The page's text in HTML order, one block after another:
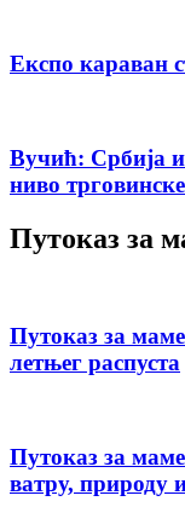
Експо караван
Вучић: Србија и
ниво
Путоказ за
Путоказ за
летњег распуста
Путоказ за
ватру, природу